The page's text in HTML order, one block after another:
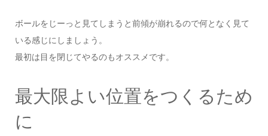
ボールをじーっと見てしまうと前傾が崩れるので何となく見て
いる感じにしましょう。
最初は目を閉じてやるのもオススメです。
最大限よい位置をつくるため
に